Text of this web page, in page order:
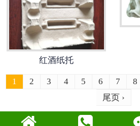
红酒纸托
1 2 3 4 5 6 7 8
尾页 ›